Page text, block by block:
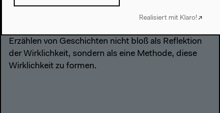
Herstellung von Narrativen sowie deren Bedeutung
bei der Gestaltung gesellschaftlicher Realität und
Erzählen von Geschichten nicht bloß als Reflektion
der Wirklichkeit, sondern als eine Methode, diese
Wirklichkeit zu formen.
Realisiert mit Klaro!